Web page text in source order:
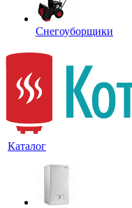
Снегоуборщики
Каталог